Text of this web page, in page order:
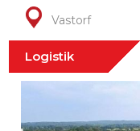
Vastorf
Logistik